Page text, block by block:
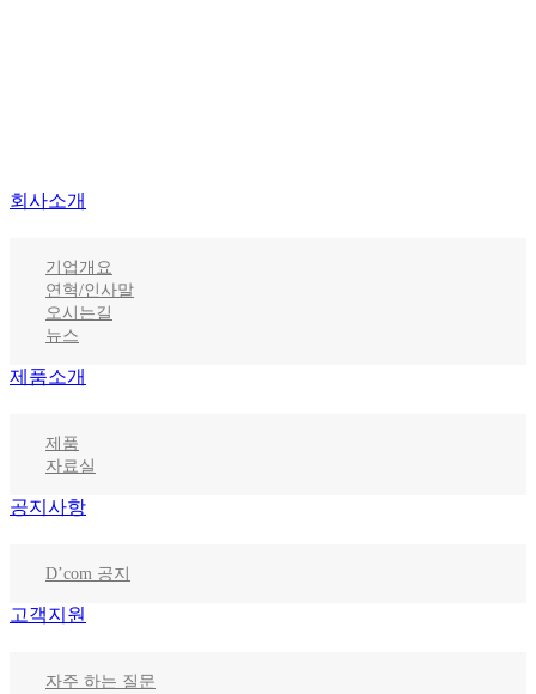
회사소개
기업개요
연혁/인사말
오시는길
뉴스
제품소개
제품
자료실
공지사항
D’com 공지
고객지원
자주 하는 질문